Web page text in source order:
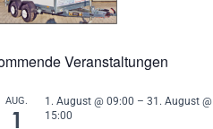
Veranstaltungen
AUG.
1
1. August @ 09:00 – 31. August @
15:00